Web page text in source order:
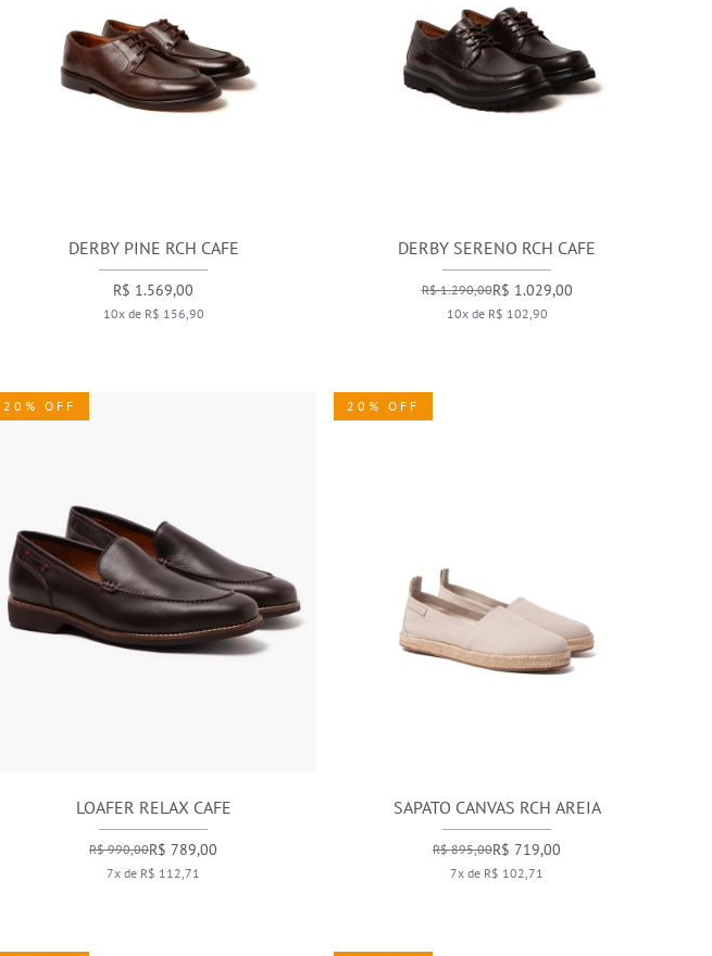
DERBY PINE RCH CAFE
R$ 1.569,00
10x de R$ 156,90
DERBY SERENO RCH CAFE
R$ 1.290,00R$ 1.029,00
10x de R$ 102,90
LOAFER RELAX CAFE
R$ 990,00R$ 789,00
7x de R$ 112,71
20% OFF
SAPATO CANVAS RCH AREIA
R$ 895,00R$ 719,00
7x de R$ 102,71
20% OFF